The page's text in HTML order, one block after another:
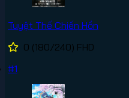
Tuyệt Thế Chiến Hồn
0 (180/240) FHD
#1